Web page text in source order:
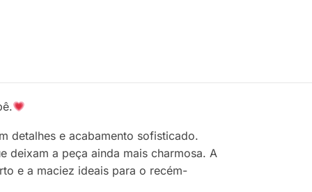
detalhes e acabamento sofisticado.
deixam a peça ainda mais charmosa. A
e a maciez ideais para o recém-